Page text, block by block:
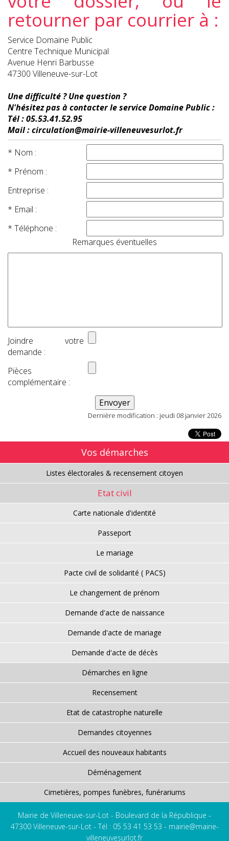
retourner par courrier à :
Service Domaine Public
Centre Technique Municipal
Avenue Henri Barbusse
47300 Villeneuve-sur-Lot
Une difficulté ? Une question ?
N'hésitez pas à contacter le service Domaine Public :
Tél : 05.53.41.52.95
Mail : circulation@mairie-villeneuvesurlot.fr
* Nom :
* Prénom :
Entreprise :
* Email :
* Téléphone :
Remarques éventuelles
Joindre votre
demande :
Pièces
complémentaire :
Dernière modification : jeudi 08 janvier 2026
Vos démarches
Listes électorales & recensement citoyen
Etat civil
Carte nationale d'identité
Passeport
Le mariage
Pacte civil de solidarité ( PACS)
Le changement de prénom
Demande d'acte de naissance
Demande d'acte de mariage
Demande d'acte de décès
Démarches en ligne
Recensement
Etat de catastrophe naturelle
Demandes citoyennes
Accueil des nouveaux habitants
Déménagement
Cimetières, pompes funèbres, funérariums
Mairie de Villeneuve-sur-Lot - Boulevard de la République -
47300 Villeneuve-sur-Lot - Tél : 05 53 41 53 53 - mairie@mairie-
villeneuvesurlot.fr